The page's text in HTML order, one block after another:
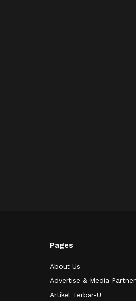
Pages
About Us
Advertise & Media Partner
Artikel Terbar-U